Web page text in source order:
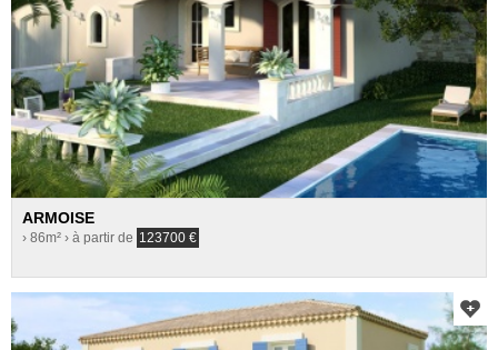
ARMOISE
› 86m² › à partir de 123700 €